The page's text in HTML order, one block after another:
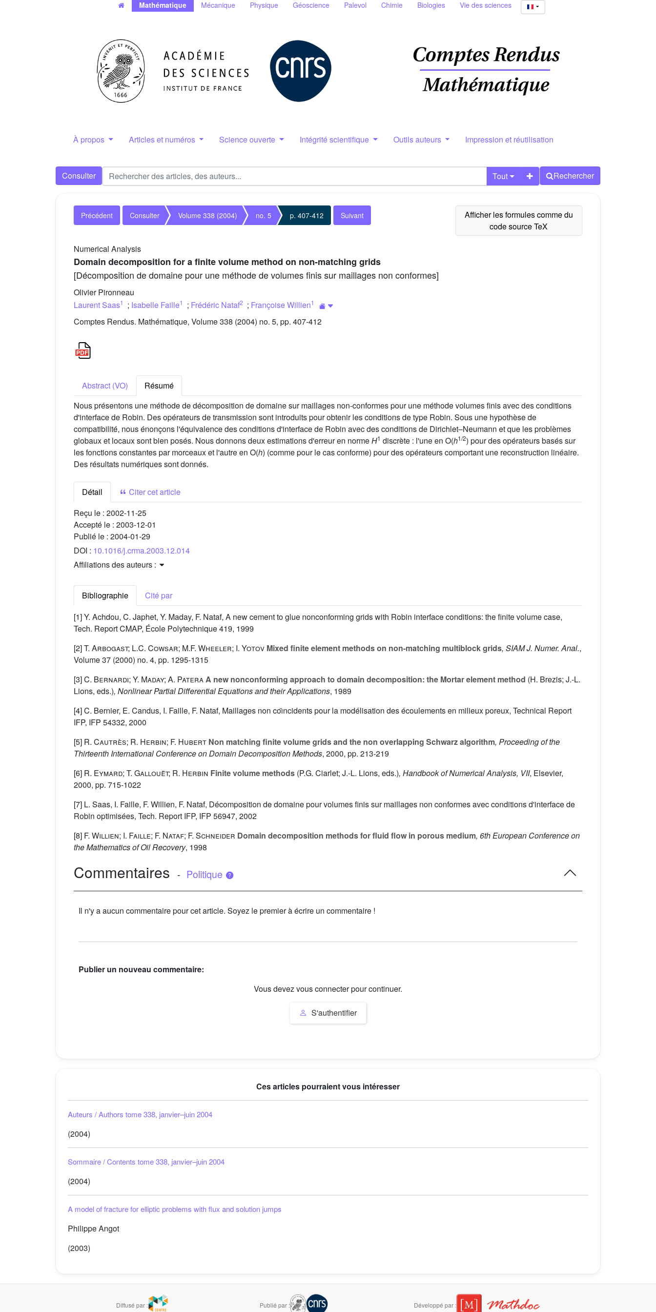
Mathématique Mécanique Physique Géoscience Palevol Chimie Biologies Vie des sciences
À propos Articles et numéros Science ouverte Intégrité scientifique Outils auteurs Impression et réutilisation
Consulter Tout Rechercher
Précédent Consulter Volume 338 (2004) no. 5 p. 407-412 Suivant
Numerical Analysis
Domain decomposition for a finite volume method on non-matching grids
[Décomposition de domaine pour une méthode de volumes finis sur maillages non conformes]
Olivier Pironneau
Laurent Saas1 ; Isabelle Faille1 ; Frédéric Nataf2 ; Françoise Willien1
Comptes Rendus. Mathématique, Volume 338 (2004) no. 5, pp. 407-412
Abstract (VO)
Résumé
Nous présentons une méthode de décomposition de domaine sur maillages non-conformes pour une méthode volumes finis avec des conditions
d'interface de Robin. Des opérateurs de transmission sont introduits pour obtenir les conditions de type Robin. Sous une hypothèse de
compatibilité, nous énonçons l'équivalence des conditions d'interface de Robin avec des conditions de Dirichlet–Neumann et que les problèmes
globaux et locaux sont bien posés. Nous donnons deux estimations d'erreur en normeH1 discrète : l'une en O(h1/2) pour des opérateurs basés sur
les fonctions constantes par morceaux et l'autre en O(h) (comme pour le cas conforme) pour des opérateurs comportant une reconstruction linéaire.
Des résultats numériques sont donnés.
Détail
Citer cet article
Reçu le : 2002-11-25
Accepté le : 2003-12-01
Publié le : 2004-01-29
DOI : 10.1016/j.crma.2003.12.014
Affiliations des auteurs :
Bibliographie
Cité par
[1] Y. Achdou, C. Japhet, Y. Maday, F. Nataf, A new cement to glue nonconforming grids with Robin interface conditions: the finite volume case,
Tech. Report CMAP, École Polytechnique 419, 1999
[2]T. Arbogast; L.C. Cowsar; M.F. Wheeler; I. Yotov Mixed finite element methods on non-matching multiblock grids, SIAM J. Numer. Anal.,
Volume 37 (2000) no. 4, pp. 1295-1315
[3]C. Bernardi; Y. Maday; A. PateraA new nonconforming approach to domain decomposition: the Mortar element method (H. Brezis; J.-L.
Lions, eds.), Nonlinear Partial Differential Equations and their Applications, 1989
[4] C. Bernier, E. Candus, I. Faille, F. Nataf, Maillages non coı̈ncidents pour la modélisation des écoulements en milieux poreux, Technical Report
IFP, IFP 54332, 2000
[5] R. Cautrès; R. Herbin; F. Hubert Non matching finite volume grids and the non overlapping Schwarz algorithm, Proceeding of the
Thirteenth International Conference on Domain Decomposition Methods, 2000, pp. 213-219
[6] R. Eymard; T. Gallouët; R. Herbin Finite volume methods (P.G. Ciarlet; J.-L. Lions, eds.), Handbook of Numerical Analysis, VII, Elsevier,
2000, pp. 715-1022
[7] L. Saas, I. Faille, F. Willien, F. Nataf, Décomposition de domaine pour volumes finis sur maillages non conformes avec conditions d'interface de
Robin optimisées, Tech. Report IFP, IFP 56947, 2002
[8] F. Willien; I. Faille; F. Nataf; F. Schneider Domain decomposition methods for fluid flow in porous medium, 6th European Conference on
the Mathematics of Oil Recovery, 1998
Commentaires - Politique
Il n'y a aucun commentaire pour cet article. Soyez le premier à écrire un commentaire !
Publier un nouveau commentaire:
Vous devez vous connecter pour continuer.
S'authentifier
Ces articles pourraient vous intéresser
Auteurs / Authors tome 338, janvier–juin 2004
(2004)
Sommaire / Contents tome 338, janvier–juin 2004
(2004)
A model of fracture for elliptic problems with flux and solution jumps
Philippe Angot
(2003)
Diffusé par : Publié par : Développé par :